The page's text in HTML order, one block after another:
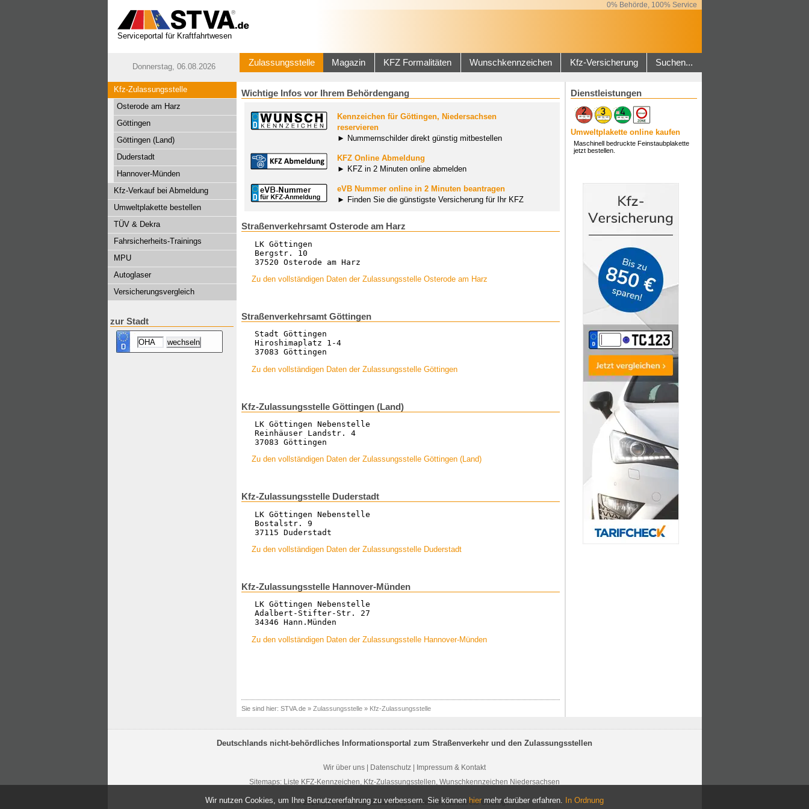
Wir nutzen Cookies, um Ihre Benutzererfahrung zu verbessern. Sie können hiermehr darüber erfahren. In Ordnung
0% Behörde, 100% Service
Serviceportal für Kraftfahrtwesen
Donnerstag, 06.08.2026 Zulassungsstelle Magazin KFZ Formalitäten Wunschkennzeichen Kfz-Versicherung Suchen...
Kfz-Zulassungsstelle
Osterode am Harz
Göttingen
Göttingen (Land)
Duderstadt
Hannover-Münden
Kfz-Verkauf bei Abmeldung
Umweltplakette bestellen
TÜV & Dekra
Fahrsicherheits-Trainings
MPU
Autoglaser
Versicherungsvergleich
zur Stadt
Wichtige Infos vor Ihrem Behördengang
Kennzeichen für Göttingen, Niedersachsen
reservieren
► Nummernschilder direkt günstig mitbestellen
KFZ Online Abmeldung
► KFZ in 2 Minuten online abmelden
eVB Nummer online in 2 Minuten beantragen
► Finden Sie die günstigste Versicherung für Ihr KFZ
Straßenverkehrsamt Osterode am Harz
LK Göttingen
Bergstr. 10
37520 Osterode am Harz
Zu den vollständigen Daten der Zulassungsstelle Osterode am Harz
Straßenverkehrsamt Göttingen
Stadt Göttingen
Hiroshimaplatz 1-4
37083 Göttingen
Zu den vollständigen Daten der Zulassungsstelle Göttingen
Kfz-Zulassungsstelle Göttingen (Land)
LK Göttingen Nebenstelle
Reinhäuser Landstr. 4
37083 Göttingen
Zu den vollständigen Daten der Zulassungsstelle Göttingen (Land)
Kfz-Zulassungsstelle Duderstadt
LK Göttingen Nebenstelle
Bostalstr. 9
37115 Duderstadt
Zu den vollständigen Daten der Zulassungsstelle Duderstadt
Kfz-Zulassungsstelle Hannover-Münden
LK Göttingen Nebenstelle
Adalbert-Stifter-Str. 27
34346 Hann.Münden
Zu den vollständigen Daten der Zulassungsstelle Hannover-Münden
Sie sind hier: STVA.de» Zulassungsstelle» Kfz-Zulassungsstelle
Dienstleistungen
Umweltplakette online kaufen
Maschinell bedruckte Feinstaubplakette
jetzt bestellen.
Deutschlands nicht-behördliches Informationsportal zum Straßenverkehr und den Zulassungsstellen
Wir über uns Datenschutz
Impressum & Kontakt
Sitemaps: Liste KFZ-Kennzeichen, Kfz-Zulassungsstellen, Wunschkennzeichen Niedersachsen
© 2026 STVA.de - Kfz-Zulassungsstellen im Landkreis Göttingen